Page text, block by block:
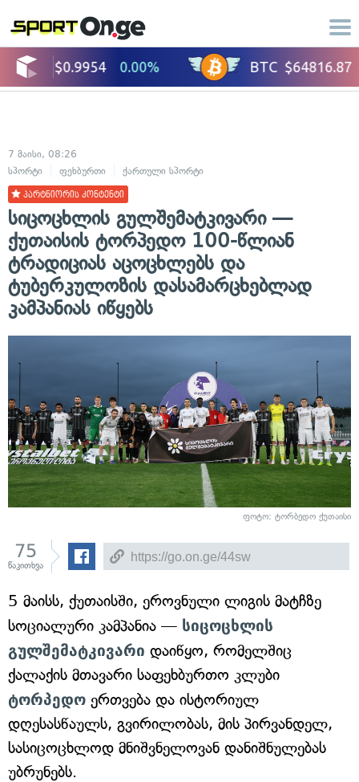
7 მაისი, 08:26
სპორტი
ფეხბურთი ქართული სპორტი
პარტნიორის კონტენტი
სიცოცხლის გულშემატკივარი —
ქუთაისის ტორპედო 100-წლიან
ტრადიციას აცოცხლებს და
ტუბერკულოზის დასამარცხებლად
კამპანიას იწყებს
ფოტო: ტორბედო ქუთაისი
75
წაკითხვა
5 მაისს, ქუთაისში, ეროვნული ლიგის მატჩზე
სოციალური კამპანია — სიცოცხლის
გულშემატკივარი დაიწყო, რომელშიც
ქალაქის მთავარი საფეხბურთო კლუბი
ტორპედო ერთვება და ისტორიულ
დღესასწაულს, გვირილობას, მის პირვანდელ,
სასიცოცხლოდ მნიშვნელოვან დანიშნულებას
უბრუნებს.